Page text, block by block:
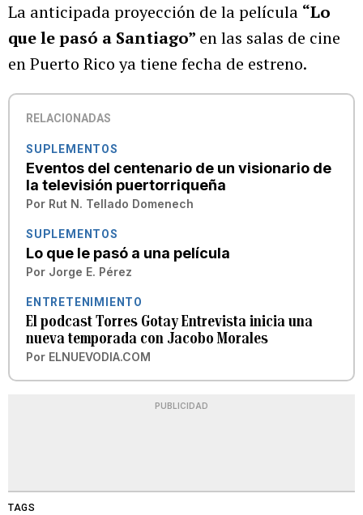
La anticipada proyección de la película “Lo
que le pasó a Santiago” en las salas de cine
en Puerto Rico ya tiene fecha de estreno.
RELACIONADAS
SUPLEMENTOS
Eventos del centenario de un visionario de
la televisión puertorriqueña
Por Rut N. Tellado Domenech
SUPLEMENTOS
Lo que le pasó a una película
Por Jorge E. Pérez
ENTRETENIMIENTO
El podcast Torres Gotay Entrevista inicia una
nueva temporada con Jacobo Morales
Por ELNUEVODIA.COM
PUBLICIDAD
TAGS